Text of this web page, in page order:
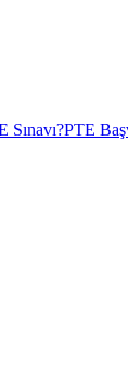
Sınavı?PTE